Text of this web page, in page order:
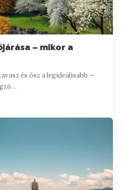
– mikor a
és ősz a legideálisabb —